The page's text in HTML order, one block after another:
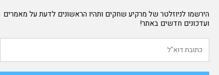
הירשמו לניוזלטר של מרקיע שחקים ותהיו הראשונים לדעת על מאמרים
ועדכונים חדשים באתר!